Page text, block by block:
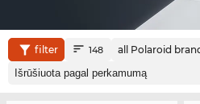
filter 148 all Polaroid